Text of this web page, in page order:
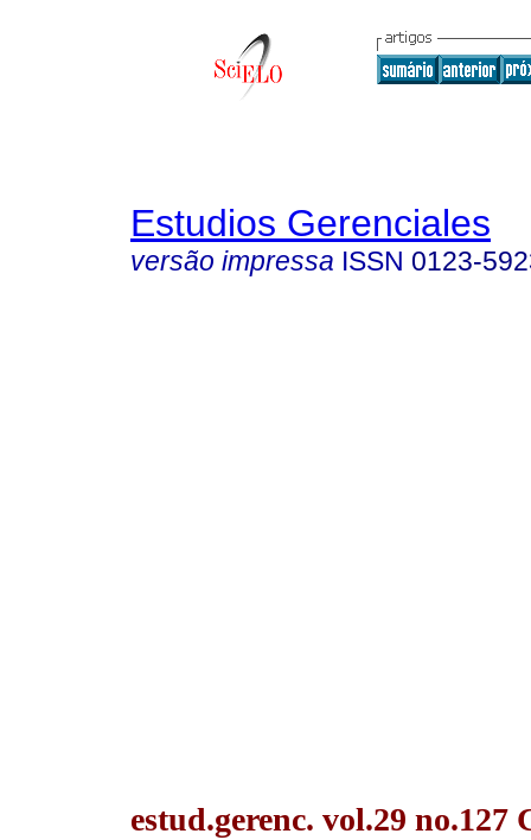
Estudios Gerenciales
versão impressa ISSN 0123-
estud.gerenc. vol.29 no.127